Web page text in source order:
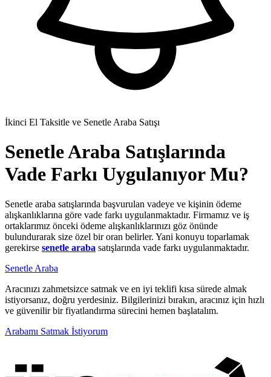
İkinci El Taksitle ve Senetle Araba Satışı
Senetle Araba Satışlarında
Vade Farkı Uygulanıyor Mu?
Senetle araba satışlarında başvurulan vadeye ve kişinin ödeme
alışkanlıklarına göre vade farkı uygulanmaktadır. Firmamız ve iş
ortaklarımız önceki ödeme alışkanlıklarınızı göz önünde
bulundurarak size özel bir oran belirler. Yani konuyu toparlamak
gerekirse senetle araba satışlarında vade farkı uygulanmaktadır.
Senetle Araba
Aracınızı zahmetsizce satmak ve en iyi teklifi kısa sürede almak
istiyorsanız, doğru yerdesiniz. Bilgilerinizi bırakın, aracınız için hızlı
ve güvenilir bir fiyatlandırma sürecini hemen başlatalım.
Arabamı Satmak İstiyorum